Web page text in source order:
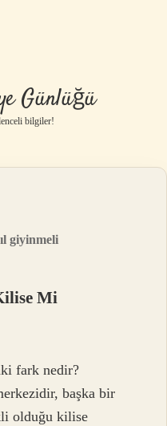
Günlüğü
bilgiler!
giyinmeli
Mi
fark nedir?
başka bir
olduğu kilise